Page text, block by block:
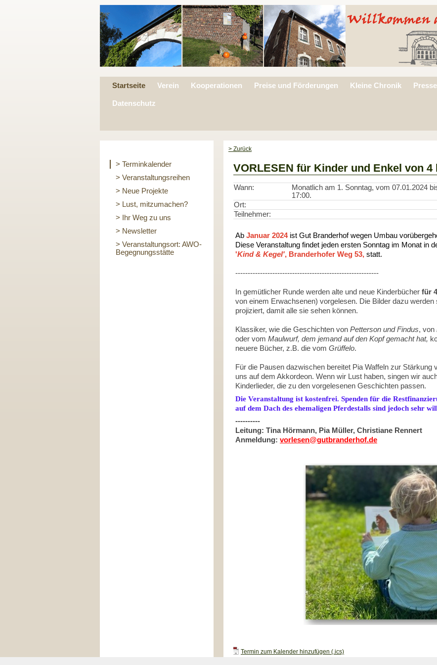
Startseite Verein Kooperationen Preise und Förderungen Kleine Chronik Presse
Datenschutz
> Terminkalender
> Veranstaltungsreihen
> Neue Projekte
> Lust, mitzumachen?
> Ihr Weg zu uns
> Newsletter
> Veranstaltungsort: AWO-
Begegnungsstätte
> Zurück
VORLESEN für Kinder und Enkel von 4
Wann:
Monatlich am 1. Sonntag, vom 07.01.2024
17:00.
Ort:
Teilnehmer:
Ab Januar 2024 ist Gut Branderhof wegen Umbau
Diese Veranstaltung findet jeden ersten Sonntag im Monat in
'Kind & Kegel', Branderhofer Weg 53, statt.
----------------------------------------------------------
In gemütlicher Runde werden alte und neue Kinderbücher für
von einem Erwachsenen) vorgelesen. Die Bilder dazu werden
projiziert, damit alle sie sehen können.
Klassiker, wie die Geschichten von Petterson und Findus, von
oder vom Maulwurf, dem jemand auf den Kopf gemacht hat,
neuere Bücher, z.B. die vom Grüffelo.
Für die Pausen dazwischen bereitet Pia Waffeln zur Stärkung
uns auf dem Akkordeon. Wenn wir Lust haben, singen wir
Kinderlieder, die zu den vorgelesenen Geschichten passen.
Die Veranstaltung ist kostenfrei. Spenden für die
auf dem Dach des ehemaligen Pferdestalls sind jedoch sehr
----------
Leitung: Tina Hörmann, Pia Müller, Christiane Rennert
Anmeldung: vorlesen@gutbranderhof.de
Termin zum Kalender hinzufügen (.ics)